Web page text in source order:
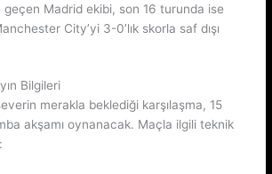
Madrid ekibi, son 16 turunda ise
City’yi 3-0’lık skorla saf dışı
Bilgileri
merakla beklediği karşılaşma, 15
akşamı oynanacak. Maçla ilgili teknik